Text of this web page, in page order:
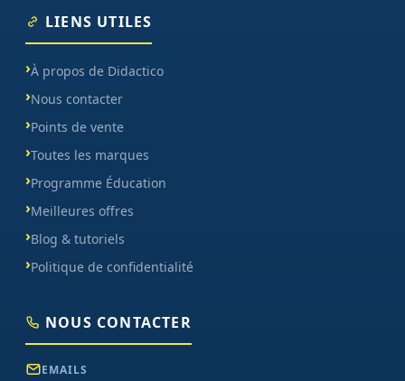
LIENS UTILES
À propos de Didactico
Nous contacter
Points de vente
Toutes les marques
Programme Éducation
Meilleures offres
Blog & tutoriels
Politique de confidentialité
NOUS CONTACTER
EMAILS